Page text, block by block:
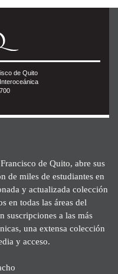
de Quito
de Quito, abre sus
de miles de estudiantes en
y actualizada colección
en todas las áreas del
suscripciones a las más
una extensa colección
y acceso.